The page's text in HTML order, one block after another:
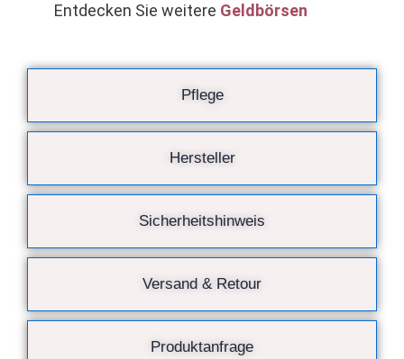
Pflege
Hersteller
Sicherheitshinweis
Versand & Retour
Produktanfrage
Entdecken Sie weitere Geldbörsen